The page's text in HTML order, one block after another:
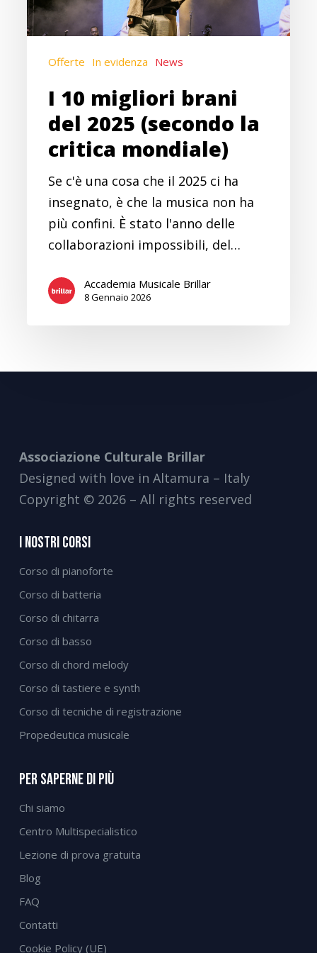
2025
(secondo
critica
mondiale)
Offerte In evidenza News
I 10 migliori brani
del 2025 (secondo la
critica mondiale)
Se c'è una cosa che il 2025 ci ha
insegnato, è che la musica non ha
più confini. È stato l'anno delle
collaborazioni impossibili, del…
Accademia Musicale Brillar
8 Gennaio 2026
Associazione Culturale Brillar
Designed with love in Altamura – Italy
Copyright © 2026 – All rights reserved
I Nostri Corsi
Corso di pianoforte
Corso di batteria
Corso di chitarra
Corso di basso
Corso di chord melody
Corso di tastiere e synth
Corso di tecniche di registrazione
Propedeutica musicale
Per Saperne Di Più
Chi siamo
Centro Multispecialistico
Lezione di prova gratuita
Blog
FAQ
Contatti
Cookie Policy (UE)